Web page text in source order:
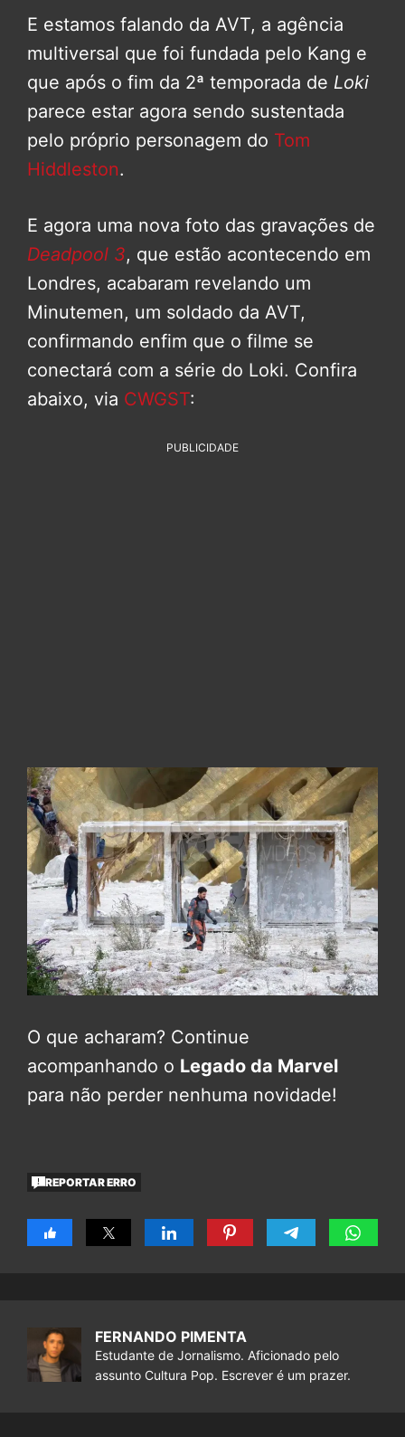
E estamos falando da AVT, a agência
multiversal que foi fundada pelo Kang e
que após o fim da 2ª temporada de Loki
parece estar agora sendo sustentada
pelo próprio personagem do Tom
Hiddleston.
E agora uma nova foto das gravações de
Deadpool 3, que estão acontecendo em
Londres, acabaram revelando um
Minutemen, um soldado da AVT,
confirmando enfim que o filme se
conectará com a série do Loki. Confira
abaixo, via CWGST:
PUBLICIDADE
O que acharam? Continue
acompanhando o Legado da Marvel
para não perder nenhuma novidade!
REPORTAR ERRO
FERNANDO PIMENTA
Estudante de Jornalismo. Aficionado pelo
assunto Cultura Pop. Escrever é um prazer.